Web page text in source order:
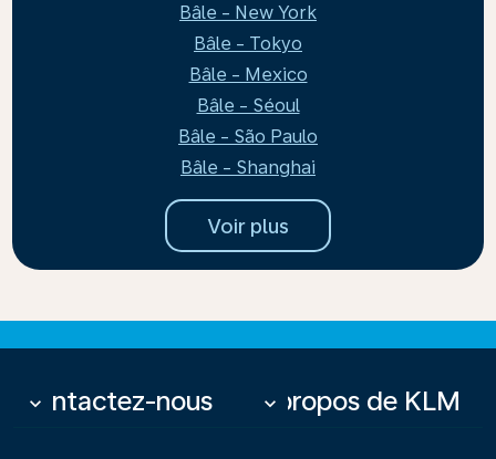
Bâle - New York
Bâle - Tokyo
Bâle - Mexico
Bâle - Séoul
Bâle - São Paulo
Bâle - Shanghai
Voir plus
Contactez-nous
keyboard_arrow_down À propos de KLM
keyboard_arrow_down